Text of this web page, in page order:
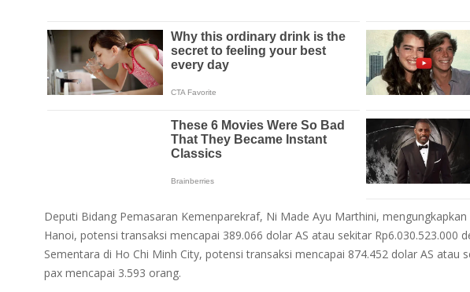
Deputi Bidang Pemasaran Kemenparekraf, Ni Made Ayu Marthini,
Hanoi, potensi transaksi mencapai 389.066 dolar AS atau sekitar Rp6.030.523.000
Sementara di Ho Chi Minh City, potensi transaksi mencapai 874.452 dolar AS atau
pax mencapai 3.593 orang.